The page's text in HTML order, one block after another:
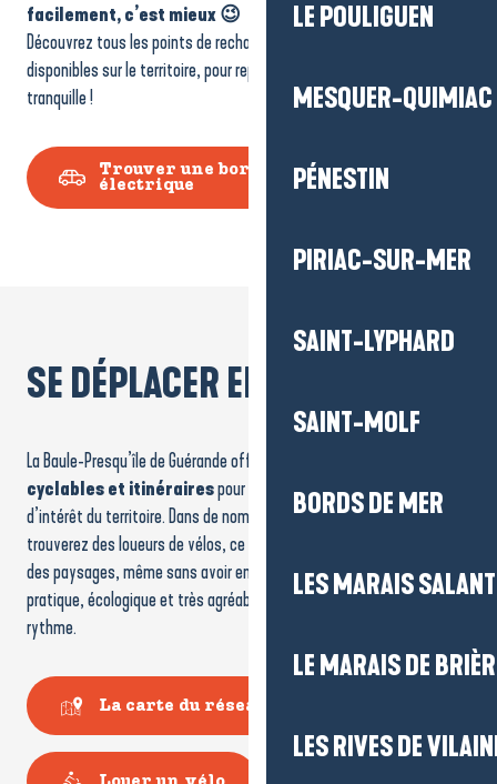
LE POULIGUEN
MESQUER-QUIMIAC
PÉNESTIN
PIRIAC-SUR-MER
SAINT-LYPHARD
SAINT-MOLF
BORDS DE MER
LES MARAIS
LE MARAIS DE
LES RIVES DE
facilement, c’est mieux 😉
Découvrez tous les points de recharge pour véhicules électriques
disponibles sur le territoire, pour repartir l’esprit (et la batterie)
tranquille !
Trouver une borne de recharge
électrique
SE DÉPLACER EN VÉLO
La Baule-Presqu’île de Guérande offre de
cyclables et itinérairespour explorer les différents points
d’intérêt du territoire. Dans de nombreuses communes, vous
trouverez des loueurs de vélos, ce qui permet de profiter facilement
des paysages, même sans avoir emmené votre propre vélo. C’est
pratique, écologique et très agréable pour découvrir la région à son
rythme.
La carte du réseau cyclable